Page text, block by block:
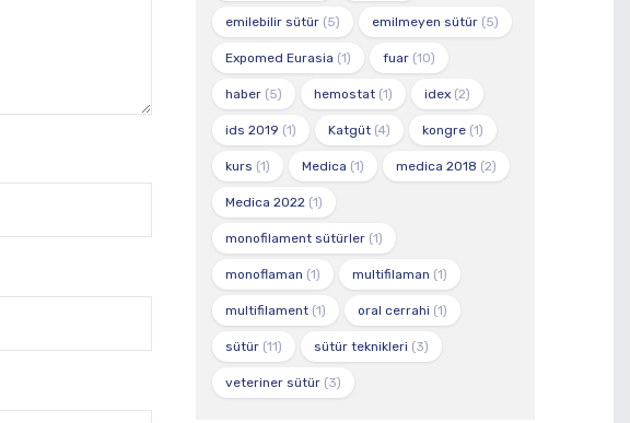
emilebilir sütür (5) emilmeyen sütür (5)
Expomed Eurasia (1) fuar (10)
haber (5) hemostat (1) idex (2)
ids 2019 (1) Katgüt (4) kongre (1)
kurs (1) Medica (1) medica 2018 (2)
Medica 2022 (1)
monofilament sütürler (1)
monoflaman (1) multifilaman (1)
multifilament (1) oral cerrahi (1)
sütür (11) sütür teknikleri (3)
veteriner sütür (3)